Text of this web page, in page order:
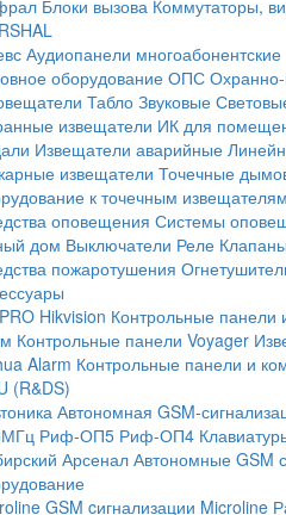
Блоки вызова Коммутаторы,
Аудиопанели многоабонентские
оборудование ОПС
Табло Звуковые
извещатели ИК для
Извещатели аварийные
извещатели Точечные
к точечным извещателям
оповещения Системы
дом Выключатели Реле Клапаны
пожаротушения
Hikvision Контрольные панели
Контрольные панели Voyager
Alarm Контрольные панели и
(R&DS)
Автономная GSM-
Риф-ОП5 Риф-ОП4
АрсеналАвтономные GSM
GSM cигнализации Microline